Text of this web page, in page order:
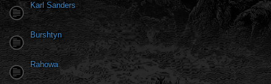
Karl Sanders
Burshtyn
Rahowa